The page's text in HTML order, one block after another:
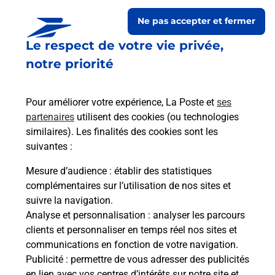
Le respect de votre vie privée,
notre priorité
Pour améliorer votre expérience, La Poste et ses
partenaires utilisent des cookies (ou technologies
similaires). Les finalités des cookies sont les
suivantes :
Mesure d’audience : établir des statistiques
complémentaires sur l’utilisation de nos sites et
suivre la navigation.
Analyse et personnalisation : analyser les parcours
clients et personnaliser en temps réel nos sites et
communications en fonction de votre navigation.
Publicité : permettre de vous adresser des publicités
Ne pas accepter et fermer
Boîte aux lettres La Poste
Prochaine collecte du courrier vendredi
09h00
1 Rue De La Poste
11330 Davejean
Itinéraire
Le lien s'ouvre dans un nouvel onglet